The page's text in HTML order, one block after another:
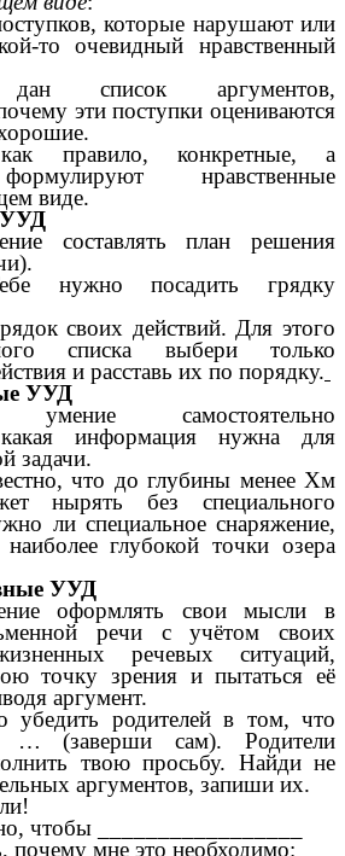
которые нарушают или
то очевидный нравственный
список аргументов,
эти поступки оцениваются
правило, конкретные, а
нравственные
виде.
УУД
составлять план решения
нужно посадить грядку
своих действий. Для этого
списка выбери только
и расставь их по порядку.
УУД
умение самостоятельно
какая информация нужна для
задачи.
что до глубины менее Хм
нырять без специального
ли специальное снаряжение,
глубокой точки озера
УУД
оформлять свои мысли в
речи с учётом своих
речевых ситуаций,
точку зрения и пытаться её
аргумент.
убедить родителей в том, что
… (заверши сам). Родители
твою просьбу. Найди не
аргументов, запиши их.
чтобы _________________
почему мне это необходимо: